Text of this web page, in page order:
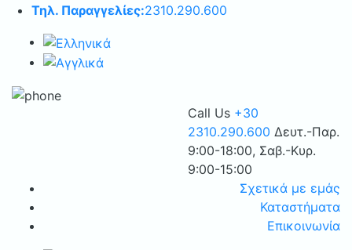
Τηλ. Παραγγελίες:2310.290.600
Call Us +30
2310.290.600 Δευτ.-Παρ.
9:00-18:00, Σαβ.-Κυρ.
9:00-15:00
Σχετικά με εμάς
Καταστήματα
Επικοινωνία